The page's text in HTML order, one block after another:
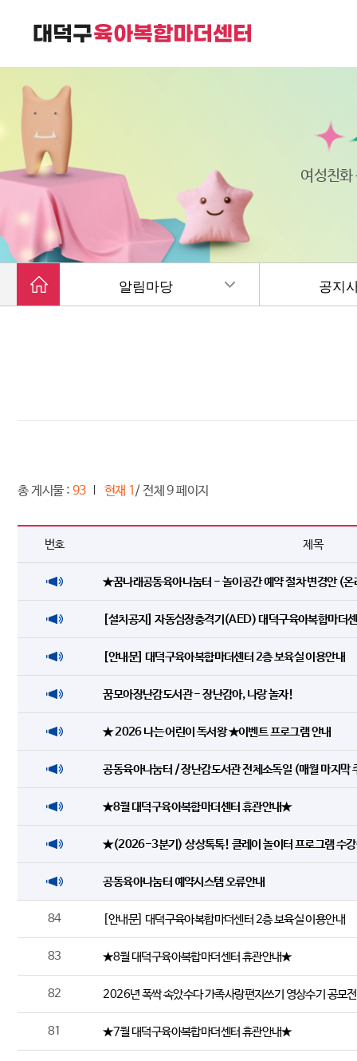
대덕구육아복합마더센터는
여성친화
알림마당 공지
총 게시물 : 93 현재 1/ 전체 9 페이지
번호 제목
★꿈나래공동육아나눔터 - 놀이공간 예약 절차 변경안 (
[설치공지] 자동심장충격기(AED) 대덕구육아복합마더
[안내문] 대덕구육아복합마더센터 2층 보육실 이용안내
꿈모아장난감도서관 - 장난감아, 나랑 놀자!
★ 2026 나는 어린이 독서왕 ★이벤트 프로그램 안내
공동육아나눔터 / 장난감도서관 전체소독일 (매월 마지막
★8월 대덕구육아복합마더센터 휴관안내★
★(2026-3분기) 상상톡톡! 클레이 놀이터 프로그램 수강
공동육아나눔터 예약시스템 오류안내
84 [안내문] 대덕구육아복합마더센터 2층 보육실 이용안내
83 ★8월 대덕구육아복합마더센터 휴관안내★
82 2026년 폭싹 속았수다 가족사랑편지쓰기 영상수기 공모
81 ★7월 대덕구육아복합마더센터 휴관안내★